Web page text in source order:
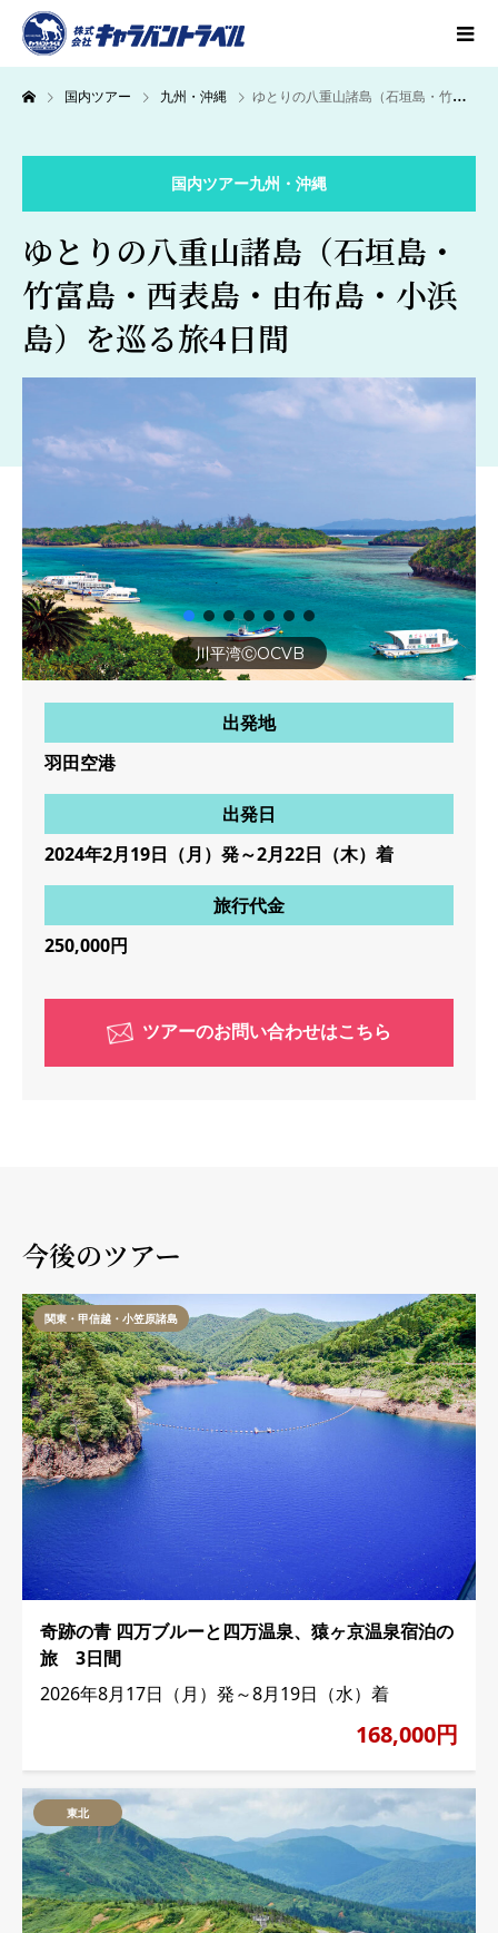
国内ツアー 九州・沖縄 ゆとりの八重山諸島（石垣島・竹富島・西表島・由布島・小浜島）を巡る旅4日間
国内ツアー九州・沖縄
ゆとりの八重山諸島（石垣島・
竹富島・西表島・由布島・小浜
島）を巡る旅4日間
川平湾ⒸOCVB
出発地
羽田空港
出発日
2024年2月19日（月）発～2月22日（木）着
旅行代金
250,000円
ツアーのお問い合わせはこちら
今後のツアー
関東・甲信越・小笠原諸島
奇跡の青 四万ブルーと四万温泉、猿ヶ京温泉宿泊の
旅 3日間
2026年8月17日（月）発～8月19日（水）着
168,000円
東北